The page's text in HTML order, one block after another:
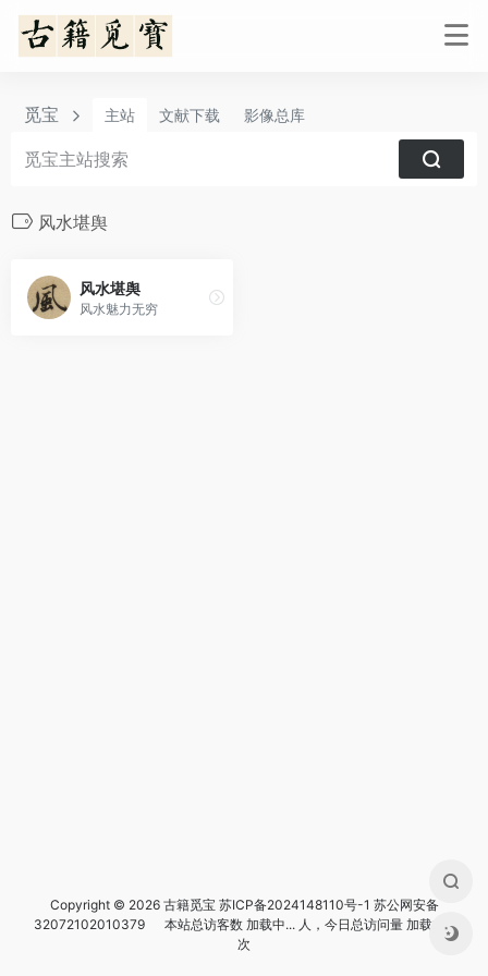
觅宝 主站 文献下载 影像总库
风水堪舆
风水堪舆
风水魅力无穷
Copyright © 2026 古籍觅宝 苏ICP备2024148110号-1 苏公网安备
32072102010379
本站总访客数 加载中...人，今日总访问量 加载中...
次